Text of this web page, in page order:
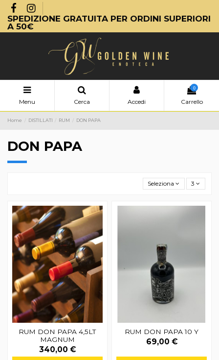
SPEDIZIONE GRATUITA PER ORDINI SUPERIORI
A 50€
Menu Cerca Accedi
0
Carrello
Home DISTILLATI RUM DON PAPA
DON PAPA
Seleziona 3
RUM DON PAPA 4,5LT
MAGNUM
340,00 €
RUM DON PAPA 10 Y
69,00 €